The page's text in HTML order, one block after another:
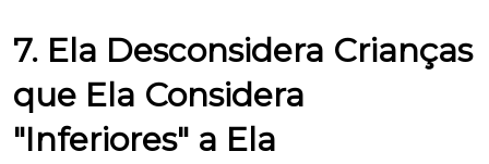
7. Ela Desconsidera Crianças
que Ela Considera
"Inferiores" a Ela